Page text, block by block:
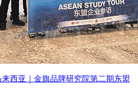
西亚｜金旗品牌研究院第二期东盟